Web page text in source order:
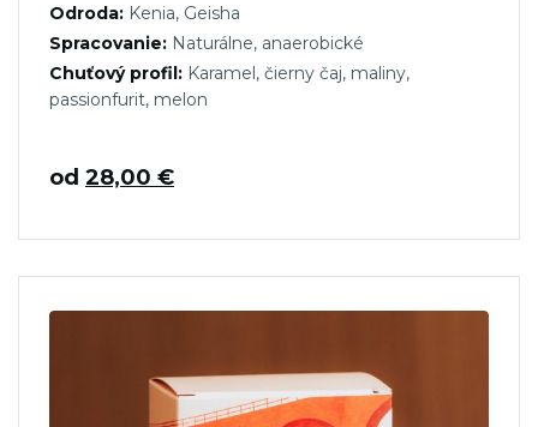
Odroda: Kenia, Geisha
Spracovanie: Naturálne, anaerobické
Chuťový profil: Karamel, čierny čaj, maliny,
passionfurit, melon
od 28,00 €